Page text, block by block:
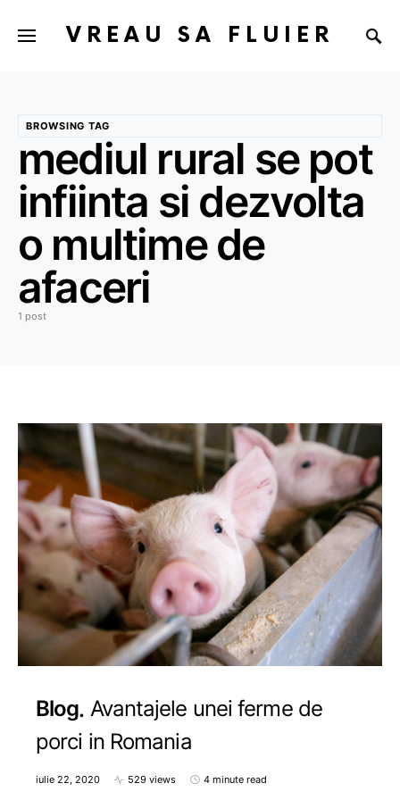
VREAU SA FLUIER
BROWSING TAG
mediul rural se pot
infiinta si dezvolta
o multime de
afaceri
1 post
Blog Avantajele unei ferme de
porci in Romania
iulie 22, 2020 529 views 4 minute read